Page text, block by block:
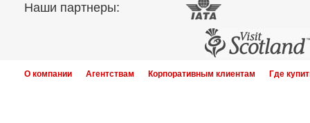
Наши партнеры:
О компании Агентствам Корпоративным клиентам Где